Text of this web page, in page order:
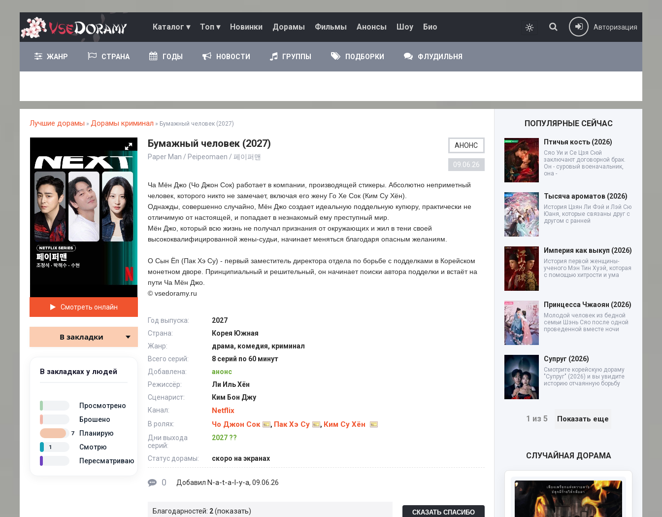
Каталог ▾ Топ ▾ Новинки Дорамы Фильмы Анонсы Шоу Био Авторизация
ЖАНР СТРАНА ГОДЫ НОВОСТИ ГРУППЫ ПОДБОРКИ ФЛУДИЛЬНЯ
Лучшие дорамы » Дорамы криминал » Бумажный человек (2027)
Смотреть онлайн
В закладки
В закладках у людей
Просмотрено
Брошено
Планирую
7
Смотрю
1
Пересматриваю
Бумажный человек (2027)
Paper Man / Peipeomaen / 페이퍼맨
АНОНС
09.06.26
Ча Мён Джо (Чо Джон Сок) работает в компании, производящей стикеры. Абсолютно неприметный
человек, которого никто не замечает, включая его жену Го Хе Сок (Ким Су Хён).
Однажды, совершенно случайно, Мён Джо создает идеальную поддельную купюру, практически не
отличимую от настоящей, и попадает в незнакомый ему преступный мир.
Мён Джо, который всю жизнь не получал признания от окружающих и жил в тени своей
высококвалифицированной жены-судьи, начинает меняться благодаря опасным желаниям.
О Сын Ёп (Пак Хэ Су) - первый заместитель директора отдела по борьбе с подделками в Корейском
монетном дворе. Принципиальный и решительный, он начинает поиски автора подделки и встаёт на
пути Ча Мён Джо.
© vsedoramy.ru
Год выпуска:
2027
Страна:
Корея Южная
Жанр:
драма, комедия, криминал
Всего серий:
8 серий по 60 минут
Добавлена:
анонс
Режиссёр:
Ли Иль Хён
Сценарист:
Ким Бон Джу
Канал:
Netflix
В ролях: Чо Джон Сок , Пак Хэ Су , Ким Су Хён
Дни выхода
серий:
2027 ??
Статус дорамы: скоро на экранах
0 Добавил N-a-t-a-l-y-a, 09.06.26
Благодарностей: 2 показать СКАЗАТЬ СПАСИБО
ПОПУЛЯРНЫЕ СЕЙЧАС
Птичья кость (2026)
Сяо Уи и Се Цзя Сюй
заключают договорной брак.
Он - суровый военачальник,
она -
Тысяча ароматов (2026)
История Цзян Ли Фэй и Лэй Сю
Юаня, которые связаны друг с
другом с ранней
Империя как выкуп (2026)
История первой женщины-
ученого Мэн Тин Хуэй, которая
с помощью хитрости и ума
Принцесса Чжаоян (2026)
Молодой человек из бедной
семьи Шэнь Сяо после одной
проведенной вместе ночи
Супруг (2026)
Смотрите корейскую дораму
"Супруг" (2026) и вы увидите
историю отчаянную борьбу
1 из 5 Показать еще
СЛУЧАЙНАЯ ДОРАМА